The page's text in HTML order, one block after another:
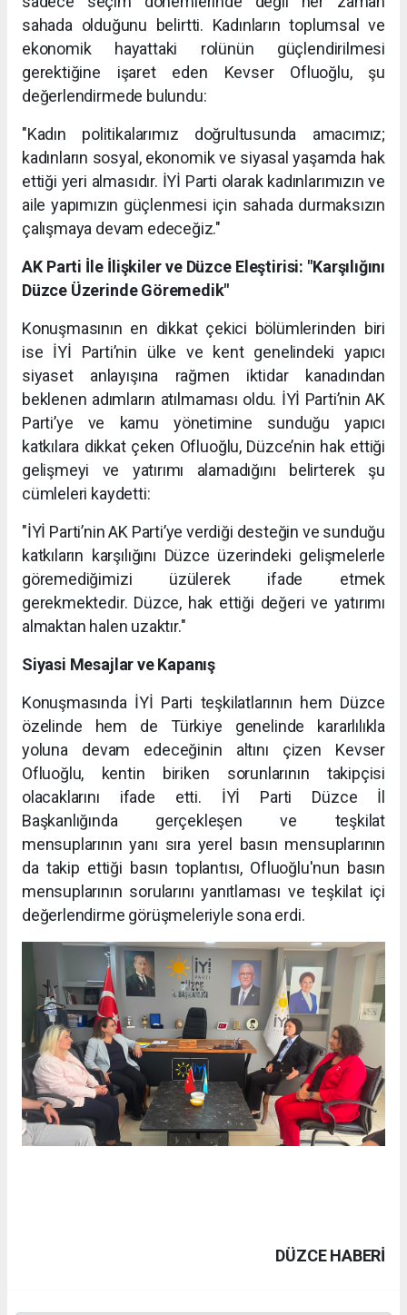
sahada olduğunu belirtti. Kadınların toplumsal ve
ekonomik hayattaki rolünün güçlendirilmesi
gerektiğine işaret eden Kevser Ofluoğlu, şu
değerlendirmede bulundu:
"Kadın politikalarımız doğrultusunda amacımız;
kadınların sosyal, ekonomik ve siyasal yaşamda hak
ettiği yeri almasıdır. İYİ Parti olarak kadınlarımızın ve
aile yapımızın güçlenmesi için sahada durmaksızın
çalışmaya devam edeceğiz."
AK Parti İle İlişkiler ve Düzce Eleştirisi: "Karşılığını
Düzce Üzerinde Göremedik"
Konuşmasının en dikkat çekici bölümlerinden biri
ise İYİ Parti’nin ülke ve kent genelindeki yapıcı
siyaset anlayışına rağmen iktidar kanadından
beklenen adımların atılmaması oldu. İYİ Parti’nin AK
Parti’ye ve kamu yönetimine sunduğu yapıcı
katkılara dikkat çeken Ofluoğlu, Düzce’nin hak ettiği
gelişmeyi ve yatırımı alamadığını belirterek şu
cümleleri kaydetti:
"İYİ Parti’nin AK Parti’ye verdiği desteğin ve sunduğu
katkıların karşılığını Düzce üzerindeki gelişmelerle
göremediğimizi üzülerek ifade etmek
gerekmektedir. Düzce, hak ettiği değeri ve yatırımı
almaktan halen uzaktır."
Siyasi Mesajlar ve Kapanış
Konuşmasında İYİ Parti teşkilatlarının hem Düzce
özelinde hem de Türkiye genelinde kararlılıkla
yoluna devam edeceğinin altını çizen Kevser
Ofluoğlu, kentin biriken sorunlarının takipçisi
olacaklarını ifade etti. İYİ Parti Düzce İl
Başkanlığında gerçekleşen ve teşkilat
mensuplarının yanı sıra yerel basın mensuplarının
da takip ettiği basın toplantısı, Ofluoğlu'nun basın
mensuplarının sorularını yanıtlaması ve teşkilat içi
değerlendirme görüşmeleriyle sona erdi.
DÜZCE HABERİ